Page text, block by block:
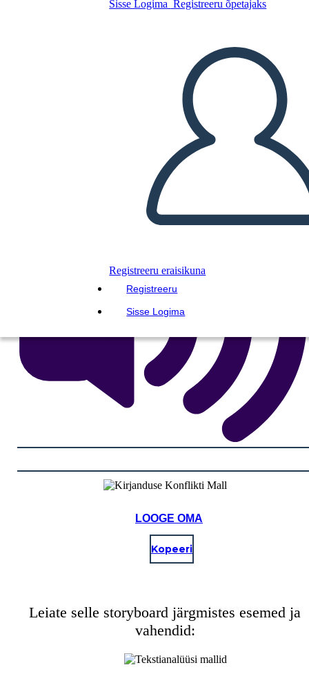
Sisse Logima Registreeru õpetajaks
Registreeru eraisikuna
Registreeru
Sisse Logima
Kopeerige see süžeeskeemid
LUUA STORYBOARD
ESITA SLAIDIESITLUST
LOE MULLE
LOOGE OMA
Kopeeri
Leiate selle storyboard järgmistes esemed ja
vahendid: